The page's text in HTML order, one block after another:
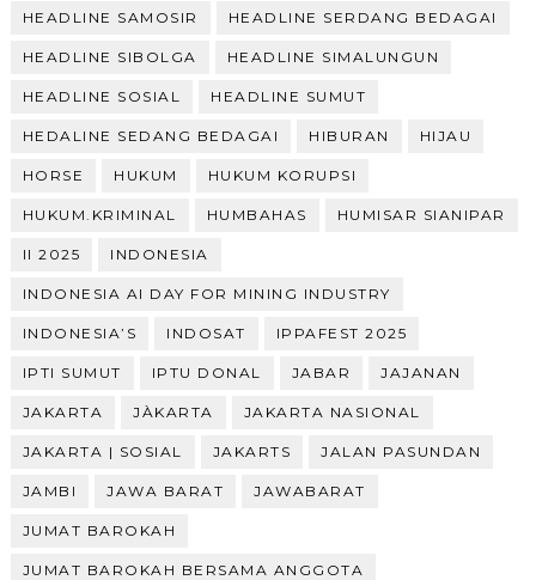
HEADLINE SAMOSIR HEADLINE SERDANG BEDAGAI
HEADLINE SIBOLGA HEADLINE SIMALUNGUN
HEADLINE SOSIAL HEADLINE SUMUT
HEDALINE SEDANG BEDAGAI HIBURAN HIJAU
HORSE HUKUM HUKUM KORUPSI
HUKUM.KRIMINAL HUMBAHAS HUMISAR SIANIPAR
II 2025 INDONESIA
INDONESIA AI DAY FOR MINING INDUSTRY
INDONESIA’S INDOSAT IPPAFEST 2025
IPTI SUMUT IPTU DONAL JABAR JAJANAN
JAKARTA JÀKARTA JAKARTA NASIONAL
JAKARTA | SOSIAL JAKARTS JALAN PASUNDAN
JAMBI JAWA BARAT JAWABARAT
JUMAT BAROKAH
JUMAT BAROKAH BERSAMA ANGGOTA